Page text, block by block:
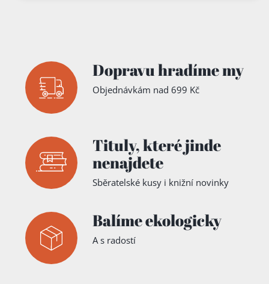
Dopravu hradíme my
Objednávkám nad 699 Kč
Tituly,které jinde
nenajdete
Sběratelské kusy i knižní novinky
Balíme ekologicky
A s radostí